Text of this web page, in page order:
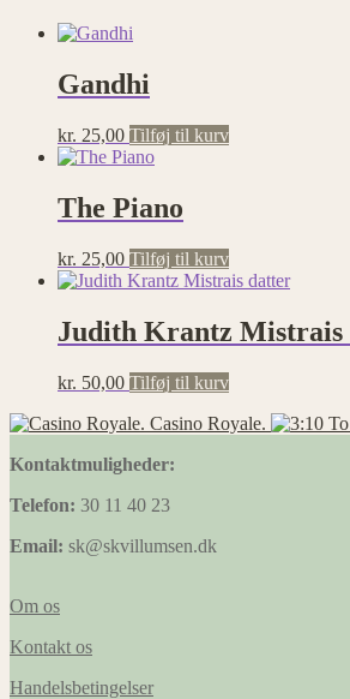
Gandhi
kr. 25,00 Tilføj til kurv
The Piano
kr. 25,00 Tilføj til kurv
Judith Krantz Mistrais
kr. 50,00 Tilføj til kurv
Casino Royale.
Kontaktmuligheder:
Telefon: 30 11 40 23
Email: sk@skvillumsen.dk
Om os
Kontakt os
Handelsbetingelser